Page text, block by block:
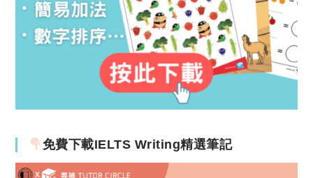
免費下載IELTS Writing精選筆記